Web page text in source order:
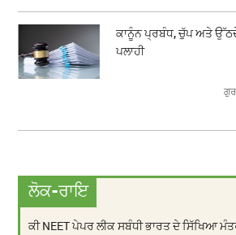
ਕਾਨੂੰਨ ਪ੍ਰਬੰਧ, ਚੁੱਪ ਅਤੇ
ਪਲਾਹੀ
ਲੋਕ-ਰਾਇ
ਕੀ NEET ਪੇਪਰ ਲੀਕ ਸਬੰਧੀ ਭਾਰਤ ਦੇ ਸਿੱਖਿਆ